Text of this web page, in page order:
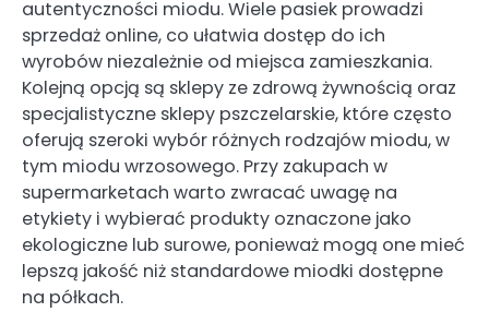
autentyczności miodu. Wiele pasiek prowadzi
sprzedaż online, co ułatwia dostęp do ich
wyrobów niezależnie od miejsca zamieszkania.
Kolejną opcją są sklepy ze zdrową żywnością oraz
specjalistyczne sklepy pszczelarskie, które często
oferują szeroki wybór różnych rodzajów miodu, w
tym miodu wrzosowego. Przy zakupach w
supermarketach warto zwracać uwagę na
etykiety i wybierać produkty oznaczone jako
ekologiczne lub surowe, ponieważ mogą one mieć
lepszą jakość niż standardowe miodki dostępne
na półkach.